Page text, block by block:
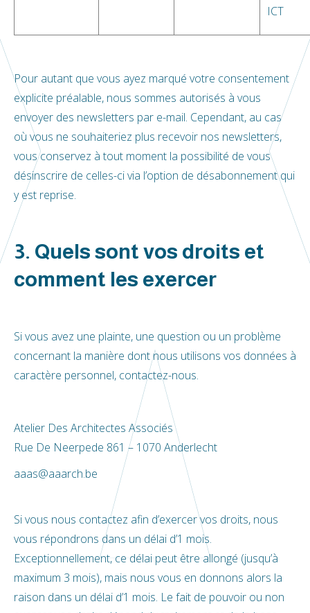
ICT
Pour autant que vous ayez marqué votre consentement
explicite préalable, nous sommes autorisés à vous
envoyer des newsletters par e-mail. Cependant, au cas
où vous ne souhaiteriez plus recevoir nos newsletters,
vous conservez à tout moment la possibilité de vous
désinscrire de celles-ci via l’option de désabonnement qui
y est reprise.
3. Quels sont vos droits et
comment les exercer
Si vous avez une plainte, une question ou un problème
concernant la manière dont nous utilisons vos données à
caractère personnel, contactez-nous.
Atelier Des Architectes Associés
Rue De Neerpede 861 – 1070 Anderlecht
aaas@aaarch.be
Si vous nous contactez afin d’exercer vos droits, nous
vous répondrons dans un délai d’1 mois.
Exceptionnellement, ce délai peut être allongé (jusqu’à
maximum 3 mois), mais nous vous en donnons alors la
raison dans un délai d’1 mois. Le fait de pouvoir ou non